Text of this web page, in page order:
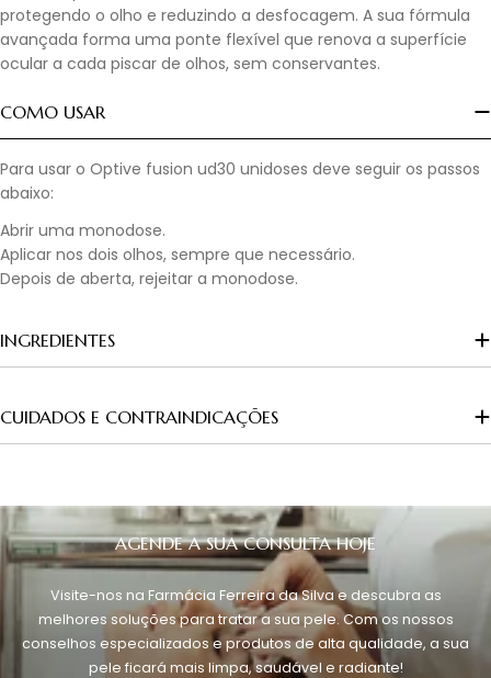
protegendo o olho e reduzindo a desfocagem. A sua fórmula
avançada forma uma ponte flexível que renova a superfície
ocular a cada piscar de olhos, sem conservantes.
COMO USAR
Para usar o Optive fusion ud30 unidoses deve seguir os passos
abaixo:
Abrir uma monodose.
Aplicar nos dois olhos, sempre que necessário.
Depois de aberta, rejeitar a monodose.
INGREDIENTES
CUIDADOS E CONTRAINDICAÇÕES
AGENDE A SUA CONSULTA HOJE
Visite-nos na Farmácia Ferreira da Silva e descubra as
melhores soluções para tratar a sua pele. Com os nossos
conselhos especializados e produtos de alta qualidade, a sua
pele ficará mais limpa, saudável e radiante!